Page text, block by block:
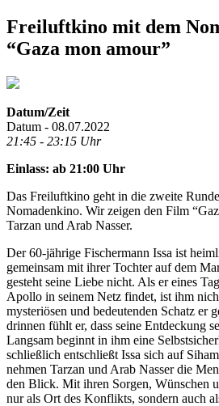
Freiluftkino mit dem
“Gaza mon amour”
Datum/Zeit
Datum - 08.07.2022
21:45 - 23:15 Uhr
Einlass: ab 21:00 Uhr
Das Freiluftkino geht in die zweite
Nomadenkino. Wir zeigen den Film
Tarzan und Arab Nasser.
Der 60-jährige Fischermann Issa ist
gemeinsam mit ihrer Tochter auf dem
gesteht seine Liebe nicht. Als er eines
Apollo in seinem Netz findet, ist ihm
mysteriösen und bedeutenden Schatz er
drinnen fühlt er, dass seine Entdeckung
Langsam beginnt in ihm eine
schließlich entschließt Issa sich auf
nehmen Tarzan und Arab Nasser die
den Blick. Mit ihren Sorgen, Wünschen
nur als Ort des Konflikts, sondern auch